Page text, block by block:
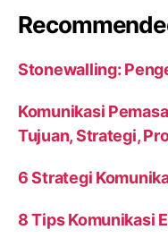
Stonewalling:
Komunikasi
Tujuan, Strategi,
6 Strategi
8 Tips Komunikasi